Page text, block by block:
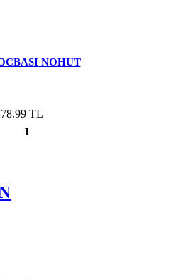
NOHUT
78.99 TL
1